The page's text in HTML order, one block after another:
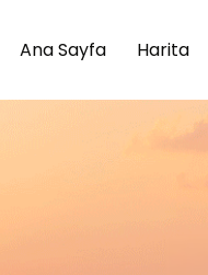
Ana Sayfa Harita